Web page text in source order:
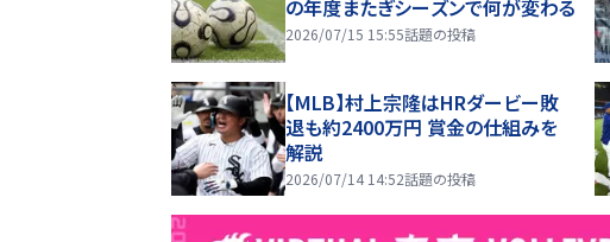
の年度またぎシーズンで何が変わる
2026/07/15 15:55話題の投稿
【MLB】村上宗隆はHRダービー敗
退も約2400万円 賞金の仕組みを
解説
2026/07/14 14:52話題の投稿